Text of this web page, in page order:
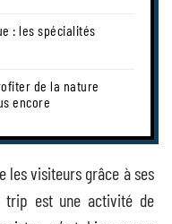
: les spécialités
de la nature
encore
les visiteurs grâce à ses
trip est une activité de